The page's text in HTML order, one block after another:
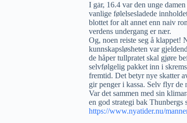
I går, 16.4 var den unge
vanlige følelsesladede
blottet for alt annet enn naiv
verdens undergang er nær.
Og, noen reiste seg å klappet!
kunnskapsløsheten var
de håper tullpratet skal gjøre
selvfølgelig pakket inn i
fremtid. Det betyr nye skatter
gir penger i kassa. Selv flyr
Var det sammen med sin
en god strategi bak Thunbergs
https://www.nyatider.nu/